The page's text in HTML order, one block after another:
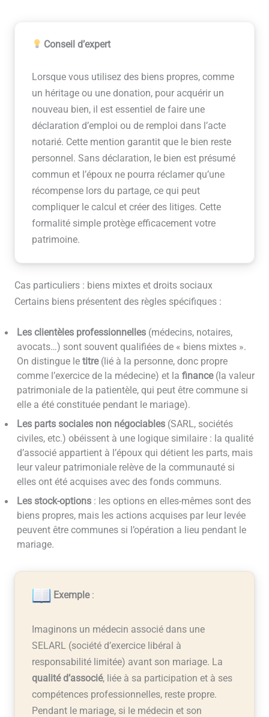
Conseil d’expert
Lorsque vous utilisez des biens propres, comme
un héritage ou une donation, pour acquérir un
nouveau bien, il est essentiel de faire une
déclaration d’emploi ou de remploi dans l’acte
notarié. Cette mention garantit que le bien reste
personnel. Sans déclaration, le bien est présumé
commun et l’époux ne pourra réclamer qu’une
récompense lors du partage, ce qui peut
compliquer le calcul et créer des litiges. Cette
formalité simple protège efficacement votre
patrimoine.
Cas particuliers : biens mixtes et droits sociaux
Certains biens présentent des règles spécifiques :
Les clientèles professionnelles(médecins, notaires,
avocats…) sont souvent qualifiées de « biens mixtes ».
On distingue le titre(lié à la personne, donc propre
comme l’exercice de la médecine) et la finance(la valeur
patrimoniale de la patientèle, qui peut être commune si
elle a été constituée pendant le mariage).
Les parts sociales non négociables(SARL, sociétés
civiles, etc.) obéissent à une logique similaire : la qualité
d’associé appartient à l’époux qui détient les parts, mais
leur valeur patrimoniale relève de la communauté si
elles ont été acquises avec des fonds communs.
Les stock-options: les options en elles-mêmes sont des
biens propres, mais les actions acquises par leur levée
peuvent être communes si l’opération a lieu pendant le
mariage.
Exemple :
Imaginons un médecin associé dans une
SELARL (société d’exercice libéral à
responsabilité limitée) avant son mariage. La
qualité d’associé, liée à sa participation et à ses
compétences professionnelles, reste propre.
Pendant le mariage, si le médecin et son